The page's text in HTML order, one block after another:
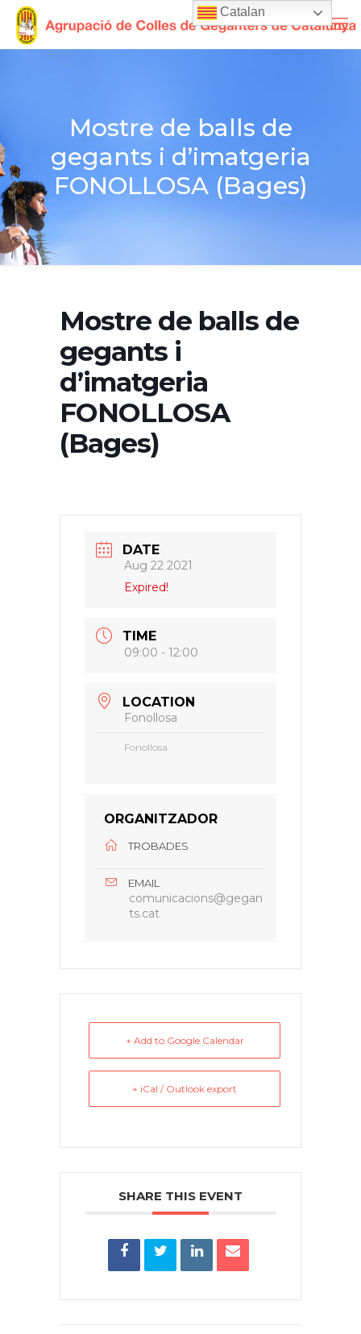
Mostre de balls de
gegants i d’imatgeria
FONOLLOSA (Bages)
Mostre de balls de
gegants i
d’imatgeria
FONOLLOSA
(Bages)
DATE
Aug 22 2021
Expired!
TIME
09:00 - 12:00
LOCATION
Fonollosa
Fonollosa
ORGANITZADOR
TROBADES
EMAIL
comunicacions@gegan
ts.cat
+ Add to Google Calendar
+ iCal / Outlook export
SHARE THIS EVENT
Catalan